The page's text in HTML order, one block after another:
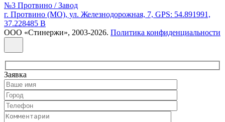
№3 Протвино / Завод
г. Протвино (МО), ул. Железнодорожная, 7, GPS: 54.891991,
37.228485 В
ООО «Стинержи», 2003-2026. Политика конфиденциальности
Заявка